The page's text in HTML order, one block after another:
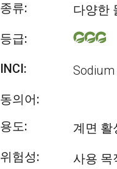
종류:
다양한
등급:
INCI:
동의어:
용도:
계면 활
위험성:
사용 목